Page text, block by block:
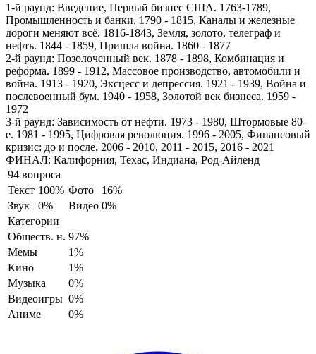
1-й раунд: Введение, Первый бизнес США. 1763-1789,
Промышленность и банки. 1790 - 1815, Каналы и железные
дороги меняют всё. 1816-1843, Земля, золото, телеграф и
нефть. 1844 - 1859, Пришла война. 1860 - 1877
2-й раунд: Позолоченный век. 1878 - 1898, Комбинация и
реформа. 1899 - 1912, Массовое производство, автомобили и
война. 1913 - 1920, Эксцесс и депрессия. 1921 - 1939, Война и
послевоенный бум. 1940 - 1958, Золотой век бизнеса. 1959 -
1972
3-й раунд: Зависимость от нефти. 1973 - 1980, Штормовые 80-
е. 1981 - 1995, Цифровая революция. 1996 - 2005, Финансовый
кризис: до и после. 2006 - 2010, 2011 - 2015, 2016 - 2021
ФИНАЛ: Калифорния, Техас, Индиана, Род-Айленд
94 вопроса
Текст 100% Фото
16%
Звук
0% Видео 0%
Категории
Обществ. н. 97%
Мемы
1%
Кино
1%
Музыка
0%
Видеоигры 0%
Аниме
0%